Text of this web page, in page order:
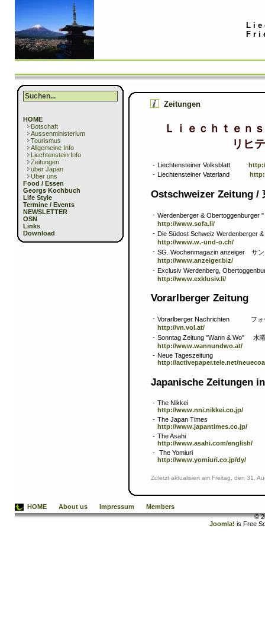
HOME
Botschaft
Aussenministerium
Tourismus
Allgemeine Info
Liechtenstein Info
Zeitungen
über Japan
Über uns
Food / Essen
Georgs Kochbuch
Life Style
Termine / Events
NEWSLETTER
OSN
Links
Download
Zeitungen
Ｌｉｅｃｈｔｅｎ
リヒ
- Liechtensteiner Volksblatt
-
Liechtensteiner Vaterland
Ostschweizer Zeitung /
- Werdenberger & Obertoggenburger
http://www.sofa.li/
- Die Südost Schweiz Werdenberger
http://www.w.-und-o.ch/
- SG. Wochenmagazin anzeiger サ
http://www.anzeiger.biz/
- Exclusiv Werdenberg,
http://www.exklusiv.li/
Vorarlberger Zeitung
- Vorarlberger Nachrichten フォー
http://vn.vol.at/
- Sonntag Zeitung "Wann & Wo" 水
http://www.wannundwo.at/
- Neue Tageszeitung
http://activepaper.tele.net/
Japanische Zeitungen
- The Nikkei
http://www.nni.nikkei.co.jp/
- The Japan Times
http://www.japantimes.co.jp/
- The Asahi
http://www.asahi.com/english/
- The Yomiuri
http://www.yomiuri.co.jp/dy/
Zuletzt aktualisiert am Freitag, den 31.
HOME About us Impressum
Members
©
Joomla! is Free